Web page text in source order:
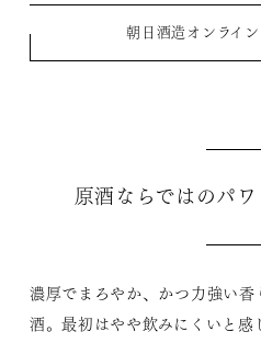
朝日酒造オンライ
原酒ならではのパ
濃厚でまろやか、かつ力強い
酒。最初はやや飲みにくいと